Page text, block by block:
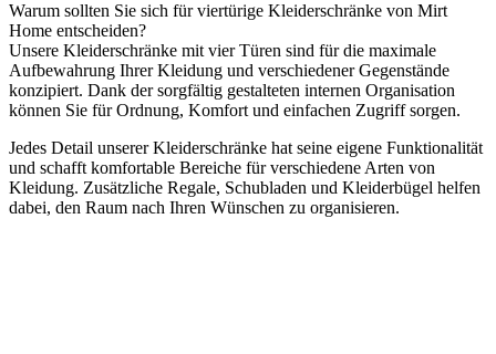
Warum sollten Sie sich für viertürige Kleiderschränke von Mirt
Home entscheiden?
Unsere Kleiderschränke mit vier Türen sind für die maximale
Aufbewahrung Ihrer Kleidung und verschiedener Gegenstände
konzipiert. Dank der sorgfältig gestalteten internen Organisation
können Sie für Ordnung, Komfort und einfachen Zugriff sorgen.
Jedes Detail unserer Kleiderschränke hat seine eigene Funktionalität
und schafft komfortable Bereiche für verschiedene Arten von
Kleidung. Zusätzliche Regale, Schubladen und Kleiderbügel helfen
dabei, den Raum nach Ihren Wünschen zu organisieren.